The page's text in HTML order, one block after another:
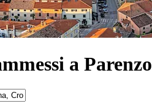
a Parenzo